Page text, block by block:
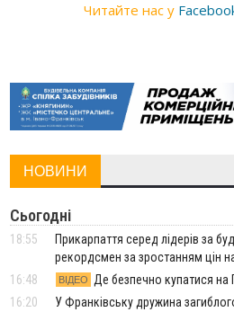
Читайте нас у
НОВИНИ
Сьогодні
18:55
Прикарпаття серед лідерів за
рекордсмен за зростанням цін
16:48
ВІДЕО Де безпечно купатися на
16:20
У Франківську дружина